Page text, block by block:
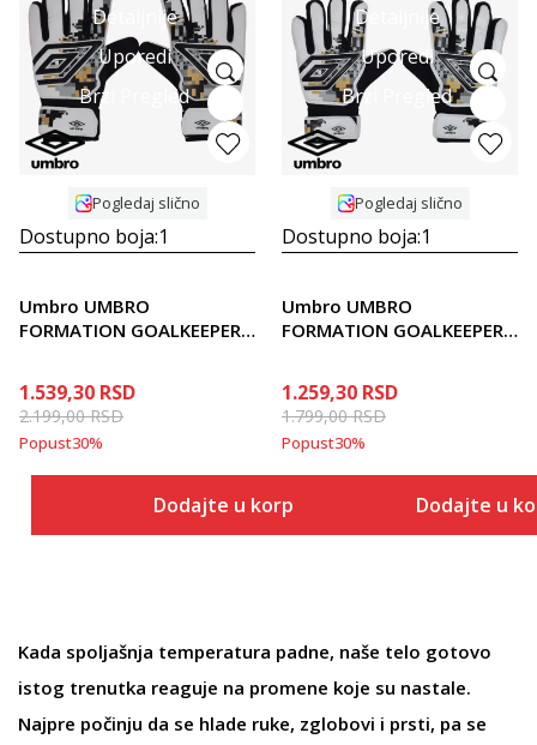
Detaljnije
Uporedi
Brzi Pregled
Pogledaj slično
Dostupno boja:1
Umbro UMBRO
FORMATION GOALKEEPER
1.539,30 RSD
2.199,00RSD
Popust30%
Dodajte u korpu
Detaljnije
Uporedi
Brzi Pregled
Pogledaj slično
Dostupno boja:1
Umbro UMBRO
FORMATION GOALKEEPER
1.259,30 RSD
1.799,00RSD
Popust30%
Dodajte u
Kada spoljašnja temperatura padne, naše telo gotovo
istog trenutka reaguje na promene koje su nastale.
Najpre počinju da se hlade ruke, zglobovi i prsti, pa se